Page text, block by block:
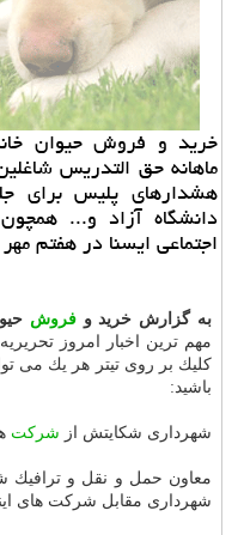
خرید و فروش حیوان
ماهانه حق التدریس
هشدارهای پلیس برای
دانشگاه آزاد و...
اجتماعی ایسنا در هفتم
به گزارش خرید وفروش
مهم ترین اخبار امروز
كلیك بر روی تیتر هر یك می
باشید:
شهرداری شكایتش از شركت
معاون حمل و نقل و ترافیك
شهرداری مقابل شركت های